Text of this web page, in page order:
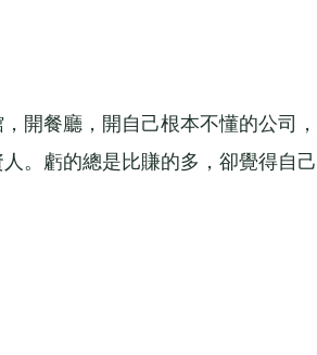
餐廳，開自己根本不懂的公司，
。虧的總是比賺的多，卻覺得自己